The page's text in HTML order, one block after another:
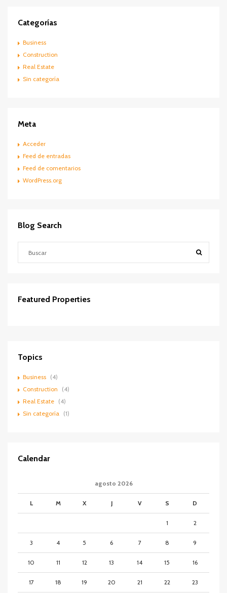
Categorías
Business
Construction
Real Estate
Sin categoría
Meta
Acceder
Feed de entradas
Feed de comentarios
WordPress.org
Blog Search
Featured Properties
Topics
Business (4)
Construction
(4)
Real Estate (4)
Sin categoría (1)
Calendar
agosto 2026
L M X J V S D
1 2
3 4 5 6 7 8 9
10 11 12 13 14 15 16
17 18 19 20 21 22 23